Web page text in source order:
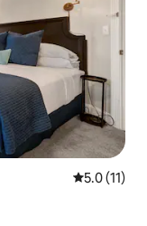
レビュー11
5.0 (11)